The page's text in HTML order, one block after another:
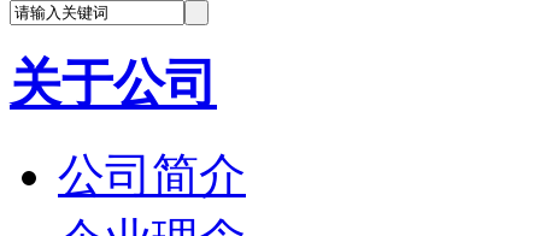
关于公司
公司简介